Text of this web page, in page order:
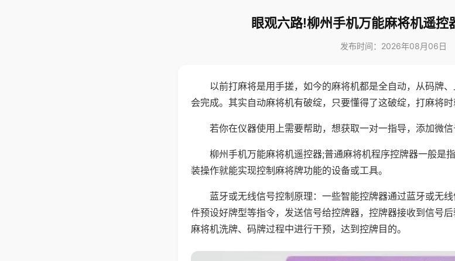
眼观六路!柳州手机万能麻将机遥控
发布时间：2026年08月06日
以前打麻将是用手搓，如今的麻将机都是全自动，从码牌
会完成。其实自动麻将机有破绽，只要懂得了这破绽，打麻将时
若你在仪器使用上需要帮助，想获取一对一指导，添加微
柳州手机万能麻将机遥控器;普通麻将机程序控牌器一般是
装操作就能实现控制麻将牌功能的设备或工具。
蓝牙或无线信号控制原理：一些智能控牌器通过蓝牙或无
件预设好牌型等指令，发送信号给控牌器，控牌器接收到信号
麻将机洗牌、码牌过程中进行干预，达到控牌目的。